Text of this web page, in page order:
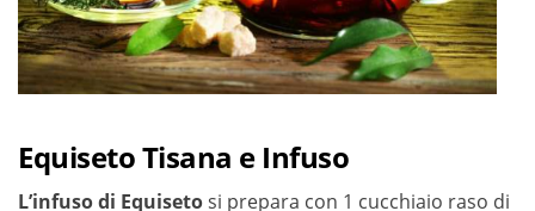
Equiseto Tisana e Infuso
L’infuso di Equisetosi prepara con 1 cucchiaio raso di